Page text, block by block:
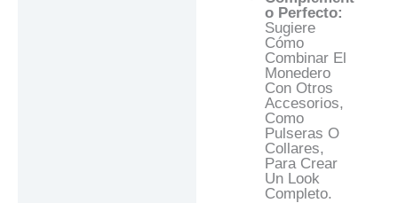
O Perfecto:
Sugiere
Cómo
Combinar El
Monedero
Con Otros
Accesorios,
Como
Pulseras O
Collares,
Para Crear
Un Look
Completo.